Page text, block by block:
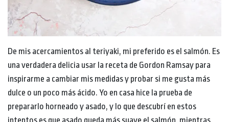
De mis acercamientos al teriyaki, mi preferido es el salmón. Es
una verdadera delicia usar la receta de Gordon Ramsay para
inspirarme a cambiar mis medidas y probar si me gusta más
dulce o un poco más ácido. Yo en casa hice la prueba de
prepararlo horneado y asado, y lo que descubrí en estos